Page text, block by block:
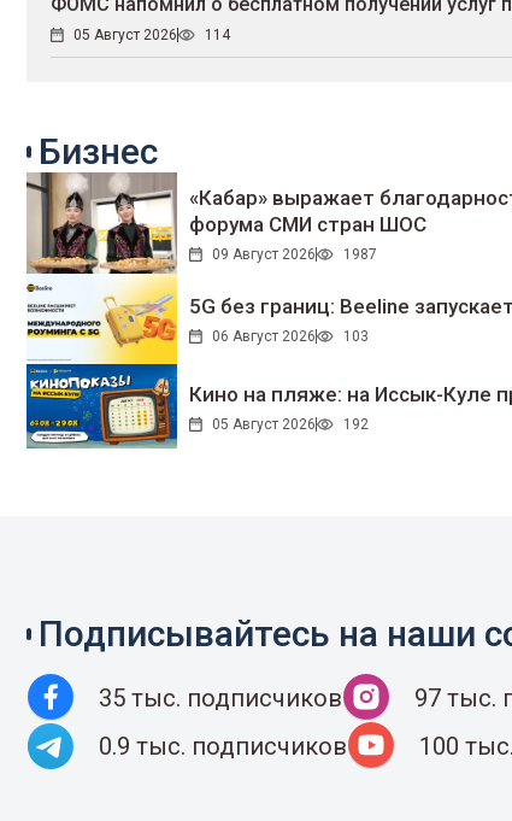
ФОМС напомнил о бесплатном получении услуг
05 Август 2026 114
Бизнес
«Кабар» выражает
форума СМИ стран ШОС
09 Август 2026 1987
5G без границ: Beeline
06 Август 2026 103
Кино на пляже: на Иссык-Куле
05 Август 2026 192
Подписывайтесь на наши
35 тыс. подписчиков
97 тыс.
0.9 тыс. подписчиков
100